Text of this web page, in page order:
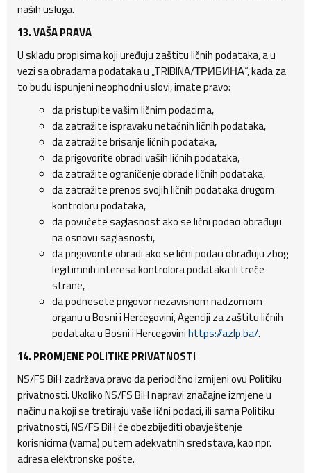
naših usluga.
13. VAŠA PRAVA
U skladu propisima koji uređuju zaštitu ličnih podataka, a u
vezi sa obradama podataka u „TRIBINA/ТРИБИНА“, kada za
to budu ispunjeni neophodni uslovi, imate pravo:
da pristupite vašim ličnim podacima,
da zatražite ispravaku netačnih ličnih podataka,
da zatražite brisanje ličnih podataka,
da prigovorite obradi vaših ličnih podataka,
da zatražite ograničenje obrade ličnih podataka,
da zatražite prenos svojih ličnih podataka drugom
kontroloru podataka,
da povučete saglasnost ako se lični podaci obrađuju
na osnovu saglasnosti,
da prigovorite obradi ako se lični podaci obrađuju zbog
legitimnih interesa kontrolora podataka ili treće
strane,
da podnesete prigovor nezavisnom nadzornom
organu u Bosni i Hercegovini, Agenciji za zaštitu ličnih
podataka u Bosni i Hercegovinihttps://azlp.ba/.
14. PROMJENE POLITIKE PRIVATNOSTI
NS/FS BiH zadržava pravo da periodično izmijeni ovu Politiku
privatnosti. Ukoliko NS/FS BiH napravi značajne izmjene u
načinu na koji se tretiraju vaše lični podaci, ili sama Politiku
privatnosti, NS/FS BiH će obezbijediti obavještenje
korisnicima (vama) putem adekvatnih sredstava, kao npr.
adresa elektronske pošte.